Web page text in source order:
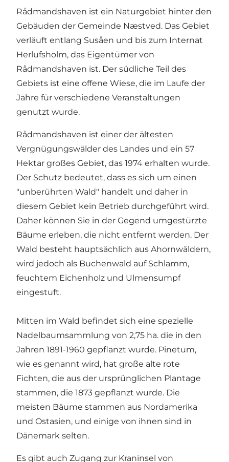
Rådmandshaven ist ein Naturgebiet hinter den
Gebäuden der Gemeinde Næstved. Das Gebiet
verläuft entlang Susåen und bis zum Internat
Herlufsholm, das Eigentümer von
Rådmandshaven ist. Der südliche Teil des
Gebiets ist eine offene Wiese, die im Laufe der
Jahre für verschiedene Veranstaltungen
genutzt wurde.
Rådmandshaven ist einer der ältesten
Vergnügungswälder des Landes und ein 57
Hektar großes Gebiet, das 1974 erhalten wurde.
Der Schutz bedeutet, dass es sich um einen
"unberührten Wald" handelt und daher in
diesem Gebiet kein Betrieb durchgeführt wird.
Daher können Sie in der Gegend umgestürzte
Bäume erleben, die nicht entfernt werden. Der
Wald besteht hauptsächlich aus Ahornwäldern,
wird jedoch als Buchenwald auf Schlamm,
feuchtem Eichenholz und Ulmensumpf
eingestuft.
Mitten im Wald befindet sich eine spezielle
Nadelbaumsammlung von 2,75 ha. die in den
Jahren 1891-1960 gepflanzt wurde. Pinetum,
wie es genannt wird, hat große alte rote
Fichten, die aus der ursprünglichen Plantage
stammen, die 1873 gepflanzt wurde. Die
meisten Bäume stammen aus Nordamerika
und Ostasien, und einige von ihnen sind in
Dänemark selten.
Es gibt auch Zugang zur Kraninsel von